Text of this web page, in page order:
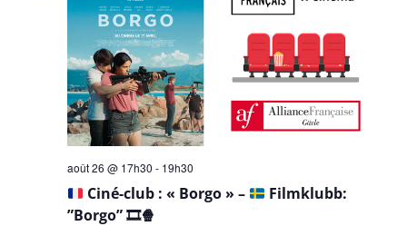
août 26 @ 17h30 - 19h30
Ciné-club : « Borgo » –
Filmklubb:
”Borgo”🎞️🍿